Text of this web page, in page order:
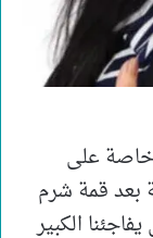
على
بعد قمة شرم
الكبير